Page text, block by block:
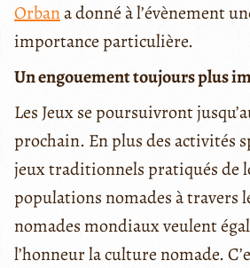
Orbana donné à l’évènement
importance particulière.
Un engouement toujours plus
Les Jeux se poursuivront
prochain. En plus des activités
jeux traditionnels pratiqués de
populations nomades à travers
nomades mondiaux veulent
l’honneur la culture nomade.